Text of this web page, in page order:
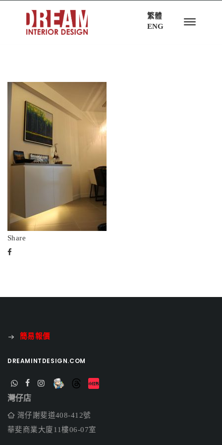
繁體
ENG
Share
簡易報價
DREAMINTDESIGN.COM
灣仔店
灣仔謝斐道408-412號
華斐商業大廈11樓06-07室